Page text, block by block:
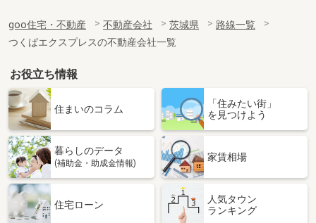
goo住宅・不動産 不動産会社 茨城県
路線一覧
つくばエクスプレスの不動産会社一覧
お役立ち情報
住まいのコラム
「住みたい街」
を見つけよう
暮らしのデータ
(補助金・助成金情報)
家賃相場
住宅ローン
人気タウン
ランキング